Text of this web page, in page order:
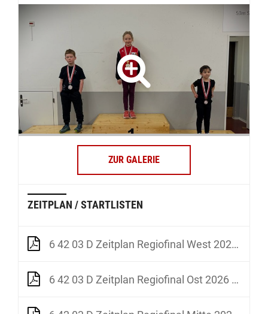
ZUR GALERIE
ZEITPLAN / STARTLISTEN
6 42 03 D Zeitplan Regiofinal West 2026 Prov
6 42 03 D Zeitplan Regiofinal Ost 2026 Prov